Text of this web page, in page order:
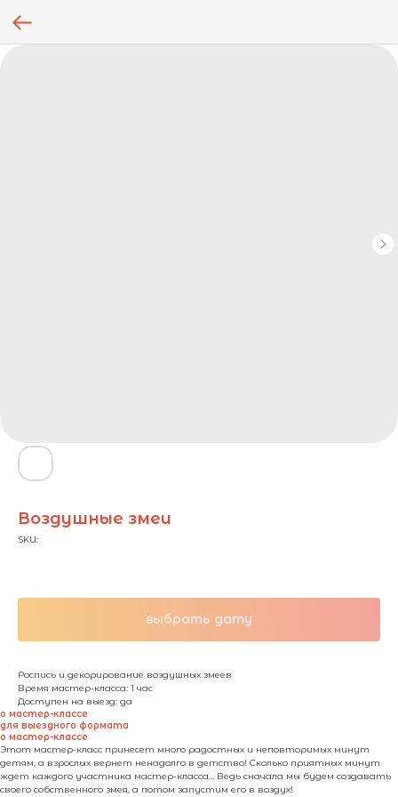
Воздушные змеи
SKU:
выбрать дату
Роспись и декорирование воздушных змеев
Время мастер-класса: 1 час
Доступен на выезд: да
о мастер-классе
для выездного формата
о мастер-классе
Этот мастер-класс принесет много радостных и неповторимых минут
детям, а взрослых вернет ненадолго в детство! Сколько приятных минут
ждет каждого участника мастер-класса… Ведь сначала мы будем создавать
своего собственного змея, а потом запустим его в воздух!